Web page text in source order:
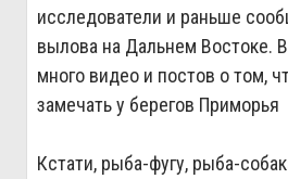
исследователи и раньше
вылова на Дальнем Востоке.
много видео и постов о том,
замечать у берегов Приморья
Кстати, рыба‑фугу,